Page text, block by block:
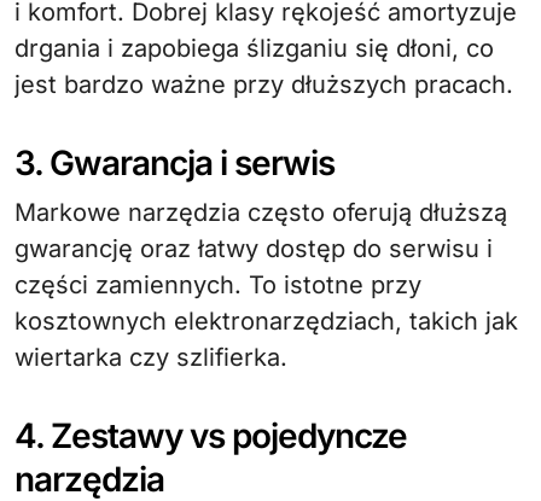
i komfort. Dobrej klasy rękojeść amortyzuje
drgania i zapobiega ślizganiu się dłoni, co
jest bardzo ważne przy dłuższych pracach.
3. Gwarancja i serwis
Markowe narzędzia często oferują dłuższą
gwarancję oraz łatwy dostęp do serwisu i
części zamiennych. To istotne przy
kosztownych elektronarzędziach, takich jak
wiertarka czy szlifierka.
4. Zestawy vs pojedyncze
narzędzia